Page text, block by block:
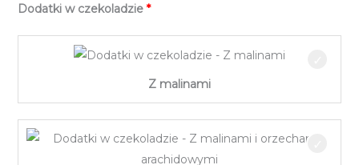
Dodatki w czekoladzie
Z malinami